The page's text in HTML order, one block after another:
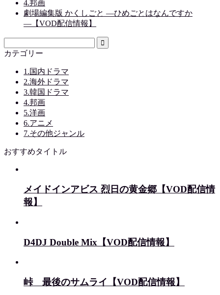
4.邦画
劇場編集版 かくしごと ―ひめごとはなんですか
―【VOD配信情報】
カテゴリー
1.国内ドラマ
2.海外ドラマ
3.韓国ドラマ
4.邦画
5.洋画
6.アニメ
7.その他ジャンル
おすすめタイトル
メイドインアビス 烈日の黄金郷【VOD配信情
報】
D4DJ Double Mix【VOD配信情報】
峠 最後のサムライ【VOD配信情報】